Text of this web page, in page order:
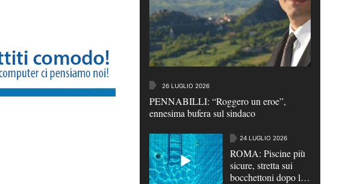
26 LUGLIO 2026
PENNABILLI: “Roggero un eroe”,
ennesima bufera sul sindaco
24 LUGLIO 2026
ROMA: Piscine più
sicure, stretta sui
bocchettoni dopo le